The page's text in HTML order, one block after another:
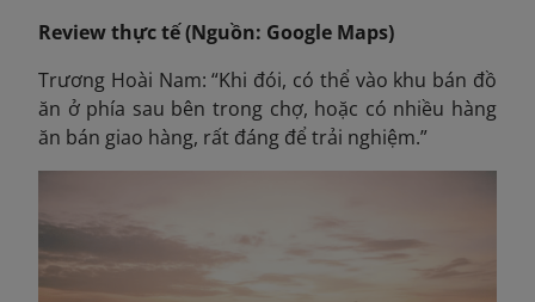
Review thực tế (Nguồn: Google Maps)
Trương Hoài Nam: “Khi đói, có thể vào khu bán đồ
ăn ở phía sau bên trong chợ, hoặc có nhiều hàng
ăn bán giao hàng, rất đáng để trải nghiệm.”